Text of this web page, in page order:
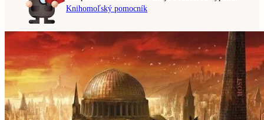
Knihomoľský pomocník